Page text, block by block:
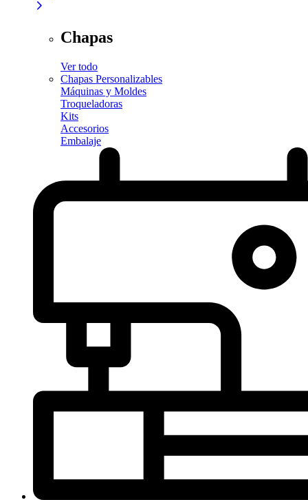
Chapas
Ver todo
Chapas Personalizables
Máquinas y Moldes
Troqueladoras
Kits
Accesorios
Embalaje